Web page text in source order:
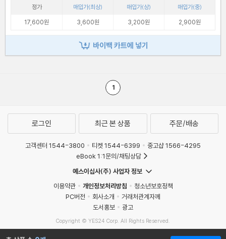
정가 매입가(최상) 매입가(상)
매입가(중)
17,600원
3,600원 3,200원 2,900원
바이백 카트에 넣기
1
로그인 최근 본 상품 주문/배송
고객센터 1544-3800 티켓 1544-6399
중고샵 1566-4295
eBook 1:1문의/채팅상담
예스이십사(주) 사업자 정보
이용약관
개인정보처리방침
청소년보호정책
PC버전
회사소개
거래처관계자께
도서홍보
광고
Copyright © YES24 Corp. All Rights Reserved.
MATOM10